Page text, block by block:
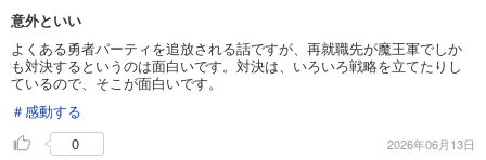
意外といい
よくある勇者パーティを追放される話ですが、再就職先が魔王軍でしか
も対決するというのは面白いです。対決は、いろいろ戦略を立てたりし
ているので、そこが面白いです。
＃感動する
0
2026年06月13日